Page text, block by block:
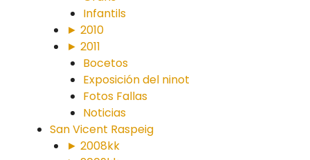
Infantils
► 2010
► 2011
Bocetos
Exposición del ninot
Fotos Fallas
Noticias
San Vicent Raspeig
► 2008kk